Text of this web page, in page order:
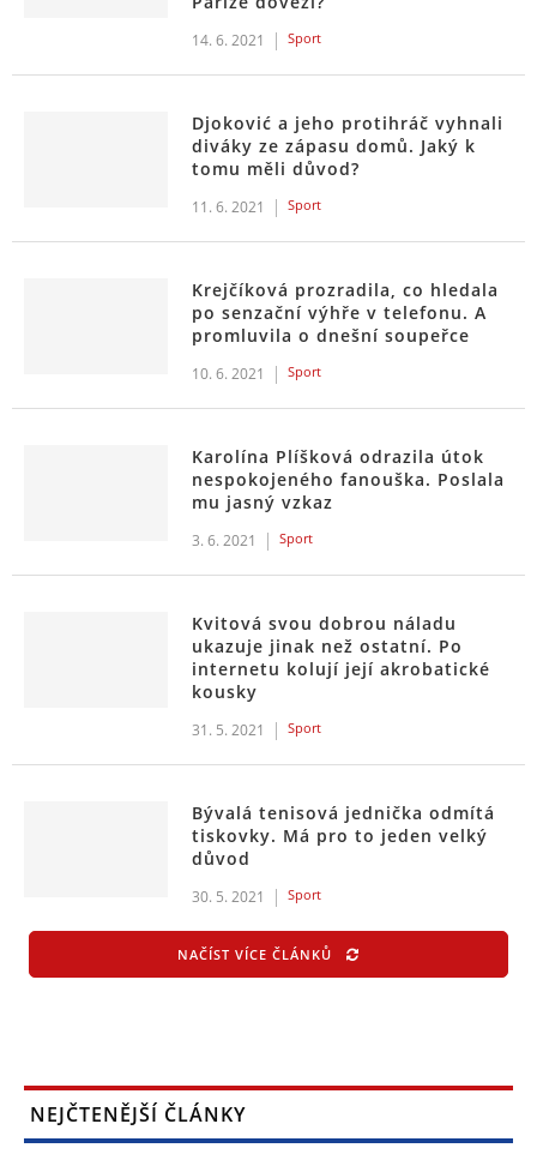
14. 6. 2021 Sport
Djoković a jeho protihráč vyhnali
diváky ze zápasu domů. Jaký k
tomu měli důvod?
11. 6. 2021 Sport
Krejčíková prozradila, co hledala
po senzační výhře v telefonu. A
promluvila o dnešní soupeřce
10. 6. 2021 Sport
Karolína Plíšková odrazila útok
nespokojeného fanouška. Poslala
mu jasný vzkaz
3. 6. 2021 Sport
Kvitová svou dobrou náladu
ukazuje jinak než ostatní. Po
internetu kolují její akrobatické
kousky
31. 5. 2021 Sport
Bývalá tenisová jednička odmítá
tiskovky. Má pro to jeden velký
důvod
30. 5. 2021 Sport
NAČÍST VÍCE ČLÁNKŮ
NEJČTENĚJŠÍ ČLÁNKY